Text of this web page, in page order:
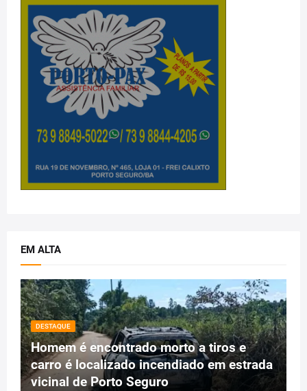
EM ALTA
DESTAQUE
Homem é encontrado morto a tiros e
carro é localizado incendiado em estrada
vicinal de Porto Seguro